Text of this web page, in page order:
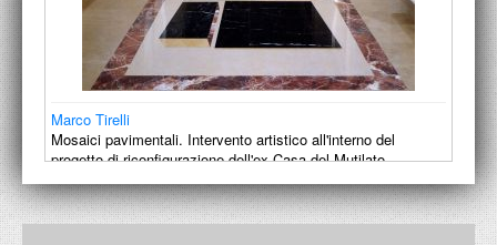
Marco Tirelli
Mosaici pavimentali. Intervento artistico all'interno del
progetto di riconfigurazione dell'ex Casa del Mutilato,
Piazza…
2000-2002